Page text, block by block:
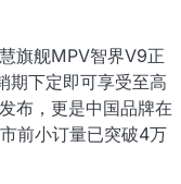
旗舰MPV智界V9正
下定即可享受至高
布，更是中国品牌在
前小订量已突破4万